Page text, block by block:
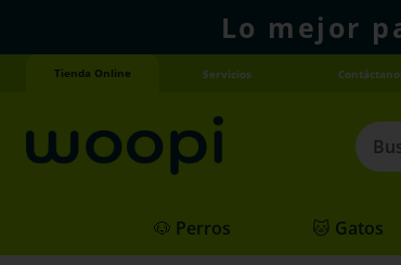
Lo mejor
Tienda Online Servicios
1
🐶 Perros 🐱 Gatos